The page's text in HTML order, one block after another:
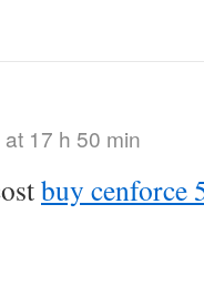
17 h 50 min
buy cenforce